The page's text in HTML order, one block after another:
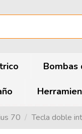
Bombas
70 Tecla doble